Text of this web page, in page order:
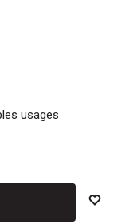
usages